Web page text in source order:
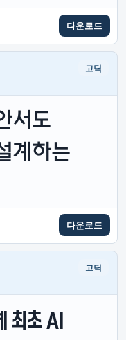
다운로드
고딕
서도
계하는
다운로드
고딕
최초 AI